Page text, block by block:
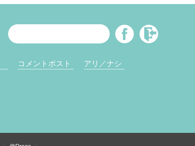
コメントポスト アリ／ナシ